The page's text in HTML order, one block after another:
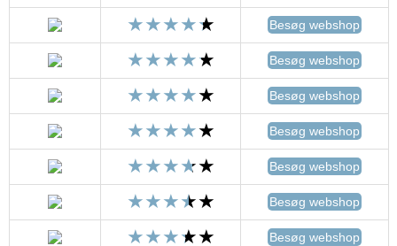
Besøg webshop
Besøg webshop
Besøg webshop
Besøg webshop
Besøg webshop
Besøg webshop
Besøg webshop